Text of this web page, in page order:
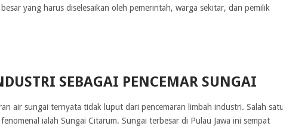
besar yang harus diselesaikan oleh pemerintah, warga sekitar, dan pemilik
SEBAGAI PENCEMAR SUNGAI
air sungai ternyata tidak luput dari pencemaran limbah industri. Salah satu
ialah Sungai Citarum. Sungai terbesar di Pulau Jawa ini sempat